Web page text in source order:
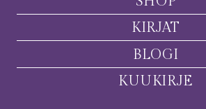
KIRJAT
BLOGI
KUUKIRJE